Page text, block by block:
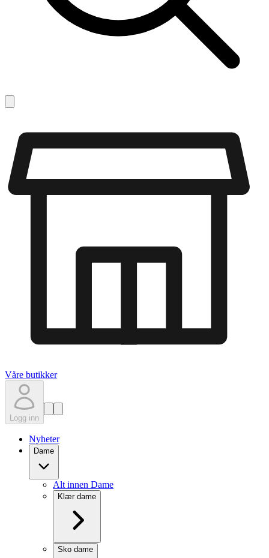
Våre butikker
Logg inn
Nyheter
Dame
Alt innen Dame
Klær dame
Sko dame